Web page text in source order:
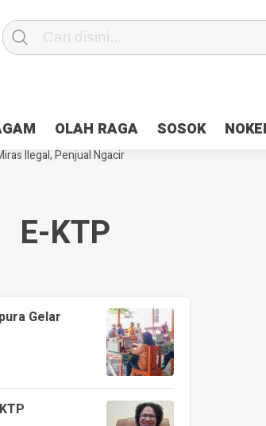
OLAH RAGA SOSOK
Pesan Sejuk Polri di Deklarasi Pemilu
Pilkada Jayapura Cair 10 Persen, Deposit Kas
Ilegal, Penjual Ngacir
E-KTP
Gelar